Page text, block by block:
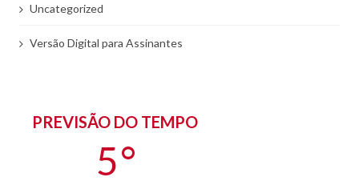
Uncategorized
Versão Digital para Assinantes
PREVISÃO DO TEMPO
5 °